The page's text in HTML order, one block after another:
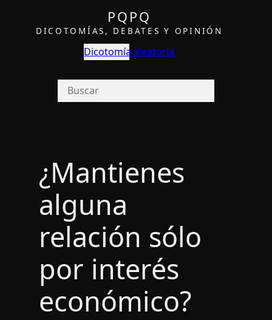
PQPQ
DICOTOMÍAS, DEBATES Y OPINIÓN
Dicotomía aleatoria
¿Mantienes
alguna
relación sólo
por interés
económico?